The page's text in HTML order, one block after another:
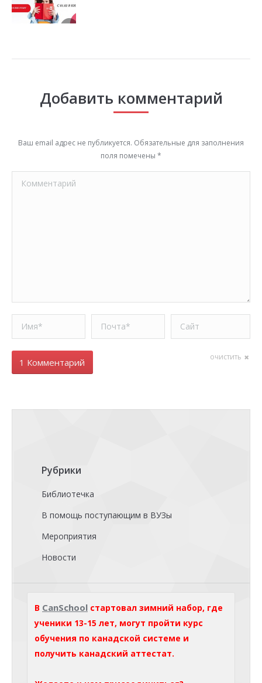
Добавить комментарий
Ваш email адрес не публикуется. Обязательные для заполнения
поля помечены *
Комментарий
Имя * Почта * Сайт
очистить
1 Комментарий
Рубрики
Библиотечка
В помощь поступающим в ВУЗы
Мероприятия
Новости
В CanSchool стартовал зимний набор, где
ученики 13-15 лет, могут пройти курс
обучения по канадской системе и
получить канадский аттестат.